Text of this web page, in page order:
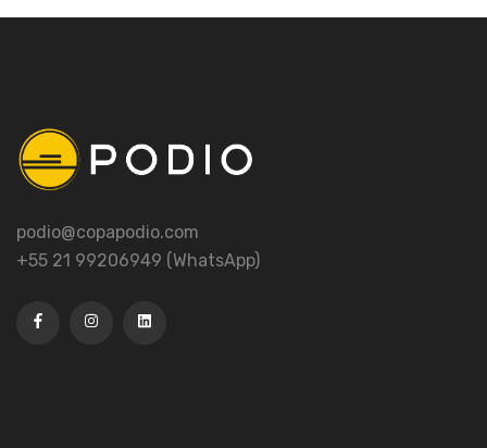
podio@copapodio.com
+55 21 99206949 (WhatsApp)